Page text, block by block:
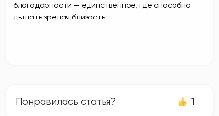
благодарности — единственное, где способна
дышать зрелая близость.
Понравилась статья? 1